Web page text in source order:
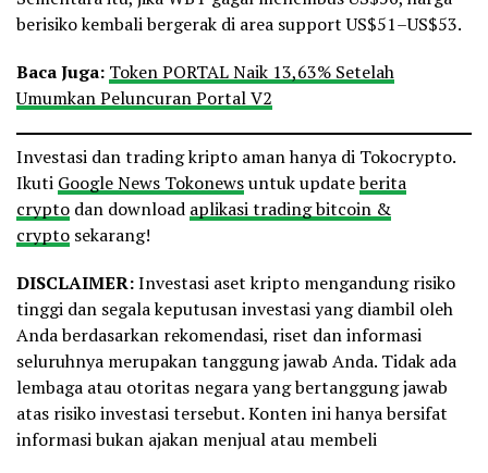
berisiko kembali bergerak di area support US$51–US$53.
Baca Juga: Token PORTAL Naik 13,63% Setelah
Umumkan Peluncuran Portal V2
Investasi dan trading kripto aman hanya di Tokocrypto.
Ikuti Google News Tokonewsuntuk updateberita
crypto dan download aplikasi trading bitcoin &
crypto sekarang!
DISCLAIMER:Investasi aset kripto mengandung risiko
tinggi dan segala keputusan investasi yang diambil oleh
Anda berdasarkan rekomendasi, riset dan informasi
seluruhnya merupakan tanggung jawab Anda. Tidak ada
lembaga atau otoritas negara yang bertanggung jawab
atas risiko investasi tersebut. Konten ini hanya bersifat
informasi bukan ajakan menjual atau membeli